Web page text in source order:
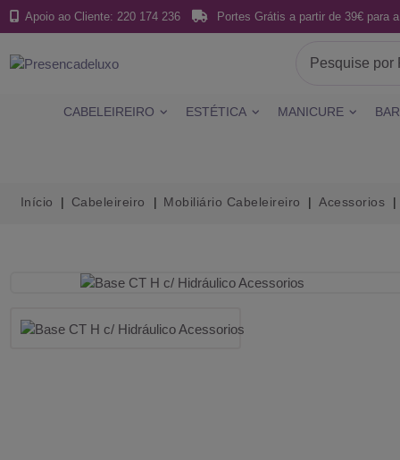
Apoio ao Cliente: 220 174 236 Portes Grátis a partir de 39€ para
CABELEIREIRO ESTÉTICA MANICURE
Início Cabeleireiro Mobiliário Cabeleireiro Acessorios